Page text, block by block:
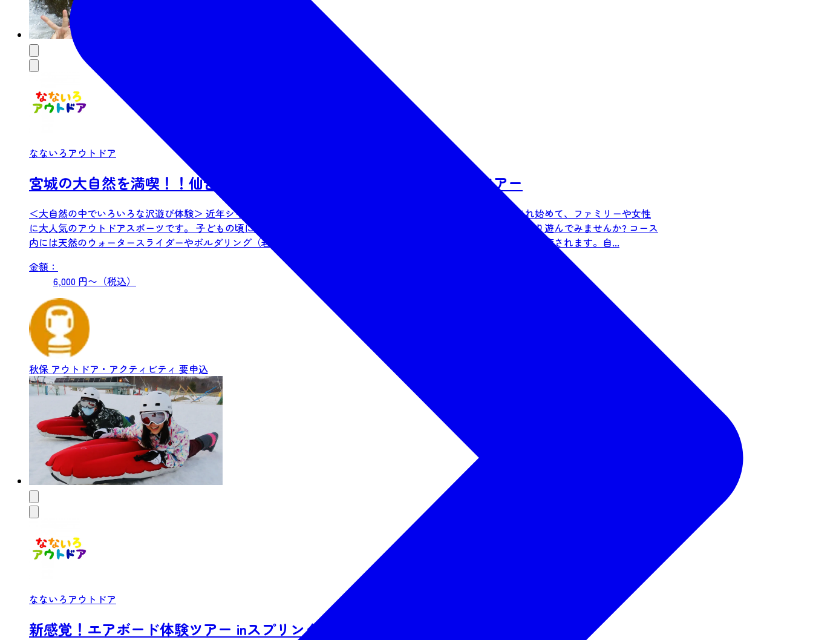
なないろアウトドア
宮城の大自然を満喫！！仙台市秋保の二口峡谷シャワークライミングツアー
＜大自然の中でいろいろな沢遊び体験＞ 近年シャワークライミングやキャニオニングという名前が一般的に認知され始めて、ファミリーや女性
に大人気のアウトドアスポーツです。 子どもの頃に沢遊びをしたことがある人もない人も、スポーツとして思いっきり遊んでみませんか? コース
内には天然のウォータースライダーやボルダリング（岩登り）などの遊びが満載。 また渓谷がつくり出した絶景に心が癒されます。自...
金額：
6,000 円〜（税込）
秋保 アウトドア・アクティビティ 要申込
なないろアウトドア
新感覚！エアボード体験ツアー inスプリングバレー仙台泉スキー場